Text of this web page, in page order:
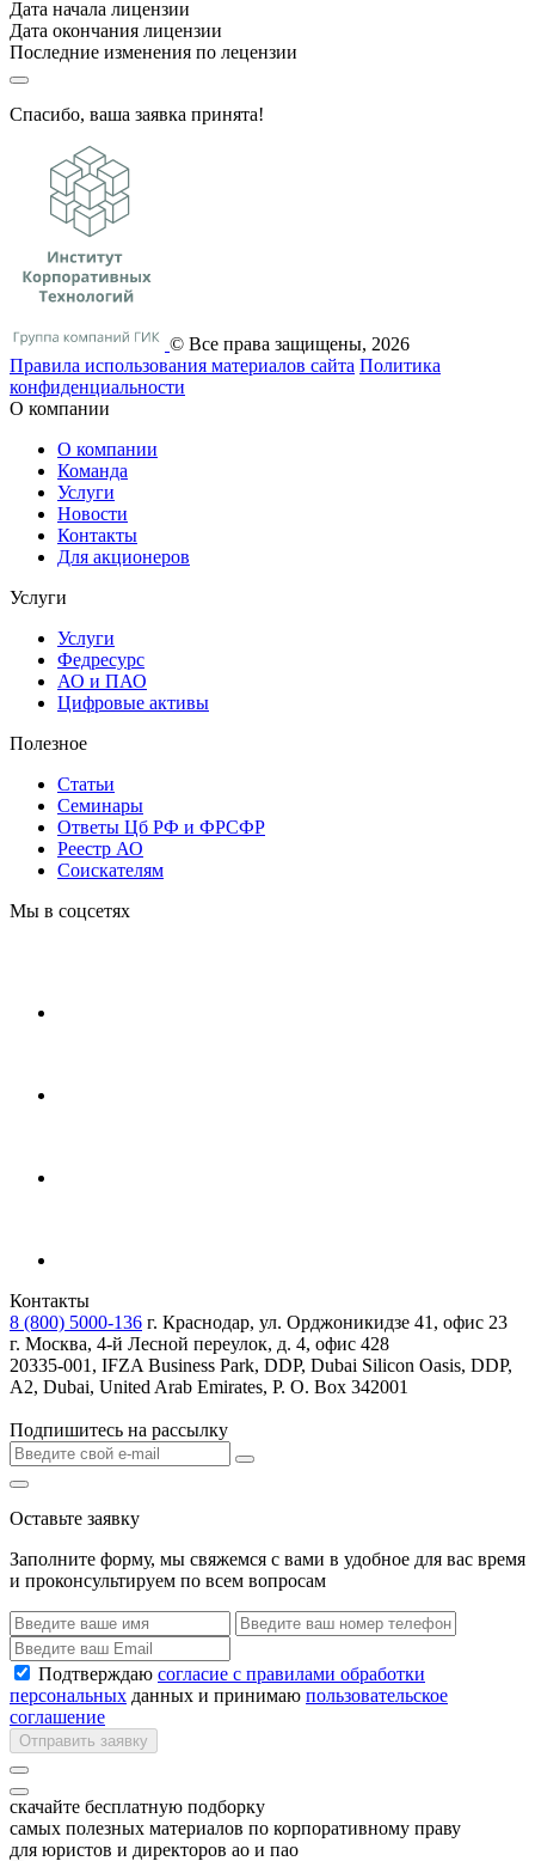
Дата начала лицензии
Дата окончания лицензии
Последние изменения по лецензии
Спасибо, ваша заявка принята!
© Все права защищены, 2026
Правила использования материалов сайта Политика
конфиденциальности
О компании
О компании
Команда
Услуги
Новости
Контакты
Для акционеров
Услуги
Услуги
Федресурс
АО и ПАО
Цифровые активы
Полезное
Статьи
Cеминары
Ответы Цб РФ и ФРСФР
Реестр АО
Соискателям
Мы в соцсетях
Контакты
8 (800) 5000-136 г. Краснодар, ул. Орджоникидзе 41, офис 23
г. Москва, 4-й Лесной переулок, д. 4, офис 428
20335-001, IFZA Business Park, DDP, Dubai Silicon Oasis, DDP,
A2, Dubai, United Arab Emirates, P. O. Box 342001
Подпишитесь на рассылку
Оставьте заявку
Заполните форму, мы свяжемся с вами в удобное для вас время
и проконсультируем по всем вопросам
Подтверждаю согласие с правилами обработки
персональных данных и принимаю пользовательское
соглашение
Отправить заявку
скачайте бесплатную подборку
самых полезных материалов по корпоративному праву
для юристов и директоров ао и пао